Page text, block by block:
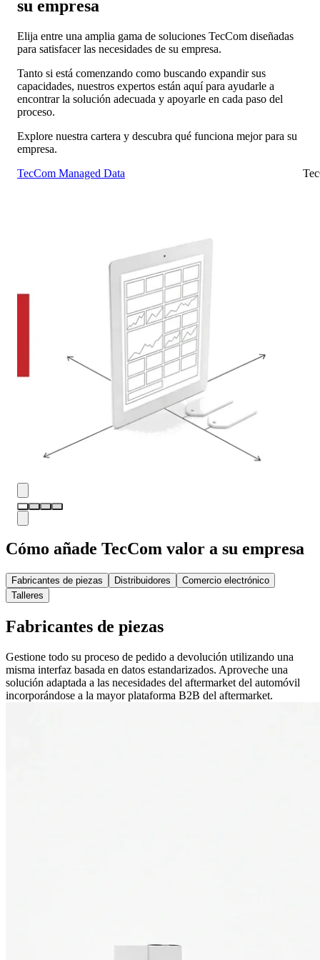
su empresa
Elija entre una amplia gama de soluciones TecCom diseñadas
para satisfacer las necesidades de su empresa.
Tanto si está comenzando como buscando expandir sus
capacidades, nuestros expertos están aquí para ayudarle a
encontrar la solución adecuada y apoyarle en cada paso del
proceso.
Explore nuestra cartera y descubra qué funciona mejor para su
empresa.
TecCom Managed Data
Cómo añade TecCom valor a su empresa
Fabricantes de piezas Distribuidores
Comercio electrónico
Talleres
Fabricantes de piezas
Gestione todo su proceso de pedido a devolución utilizando una
misma interfaz basada en datos estandarizados. Aproveche una
solución adaptada a las necesidades del aftermarket del automóvil
incorporándose a la mayor plataforma B2B del aftermarket.